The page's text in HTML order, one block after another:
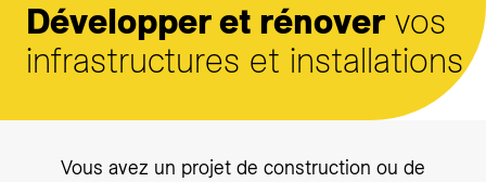
Développer et rénover vos
infrastructures et installations
Vous avez un projet de construction ou de